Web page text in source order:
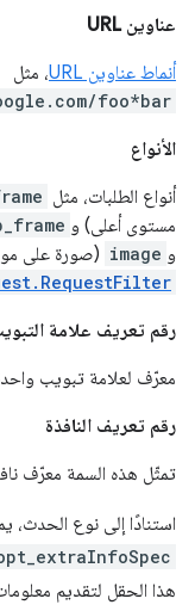
عناوين URL
أنماط عناوين URL
، مثل
foo*bar
الأنواع
أنواع الطلبات، مثل
مستوى أعلى) و
و image (صورة على
رقم تعريف علامة
معرّف لعلامة تبويب
رقم تعريف النافذة
تمثّل هذه السمة معرّف
استنادًا إلى نوع
هذا الحقل لتقديم